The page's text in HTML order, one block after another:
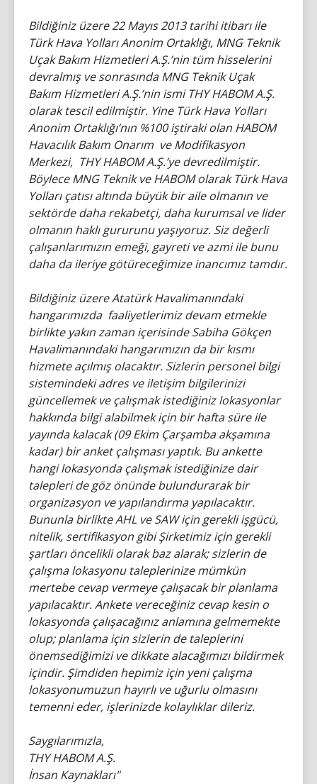
Bildiğiniz üzere 22 Mayıs 2013 tarihi itibarı ile
Türk Hava Yolları Anonim Ortaklığı, MNG Teknik
Uçak Bakım Hizmetleri A.Ş.’nin tüm hisselerini
devralmış ve sonrasında MNG Teknik Uçak
Bakım Hizmetleri A.Ş.’nin ismi THY HABOM A.Ş.
olarak tescil edilmiştir. Yine Türk Hava Yolları
Anonim Ortaklığı’nın %100 iştiraki olan HABOM
Havacılık Bakım Onarım ve Modifikasyon
Merkezi, THY HABOM A.Ş.’ye devredilmiştir.
Böylece MNG Teknik ve HABOM olarak Türk Hava
Yolları çatısı altında büyük bir aile olmanın ve
sektörde daha rekabetçi, daha kurumsal ve lider
olmanın haklı gururunu yaşıyoruz. Siz değerli
çalışanlarımızın emeği, gayreti ve azmi ile bunu
daha da ileriye götüreceğimize inancımız tamdır.
Bildiğiniz üzere Atatürk Havalimanındaki
hangarımızda faaliyetlerimiz devam etmekle
birlikte yakın zaman içerisinde Sabiha Gökçen
Havalimanındaki hangarımızın da bir kısmı
hizmete açılmış olacaktır. Sizlerin personel bilgi
sistemindeki adres ve iletişim bilgilerinizi
güncellemek ve çalışmak istediğiniz lokasyonlar
hakkında bilgi alabilmek için bir hafta süre ile
yayında kalacak (09 Ekim Çarşamba akşamına
kadar) bir anket çalışması yaptık. Bu ankette
hangi lokasyonda çalışmak istediğinize dair
talepleri de göz önünde bulundurarak bir
organizasyon ve yapılandırma yapılacaktır.
Bununla birlikte AHL ve SAW için gerekli işgücü,
nitelik, sertifikasyon gibi Şirketimiz için gerekli
şartları öncelikli olarak baz alarak; sizlerin de
çalışma lokasyonu taleplerinize mümkün
mertebe cevap vermeye çalışacak bir planlama
yapılacaktır. Ankete vereceğiniz cevap kesin o
lokasyonda çalışacağınız anlamına gelmemekte
olup; planlama için sizlerin de taleplerini
önemsediğimizi ve dikkate alacağımızı bildirmek
içindir. Şimdiden hepimiz için yeni çalışma
lokasyonumuzun hayırlı ve uğurlu olmasını
temenni eder, işlerinizde kolaylıklar dileriz.
Saygılarımızla,
THY HABOM A.Ş.
İnsan Kaynakları"